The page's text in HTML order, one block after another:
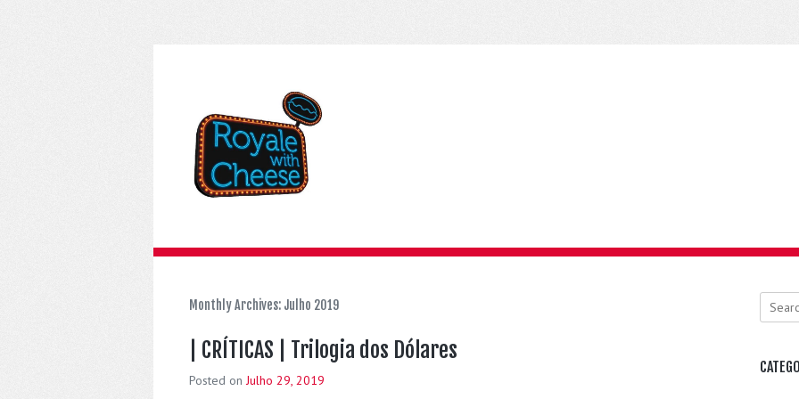
Monthly Archives: Julho 2019
| CRÍTICAS | Trilogia dos Dólares
Posted onJulho 29, 2019
Search